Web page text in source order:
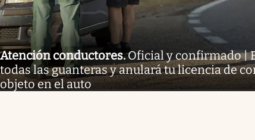
Atención conductores.Oficial y confirmado |
todas las guanteras y anulará tu licencia de
objeto en el auto